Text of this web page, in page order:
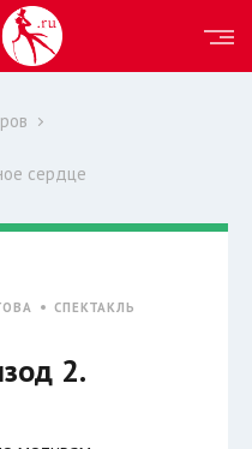
сердце
СПЕКТАКЛЬ
2.